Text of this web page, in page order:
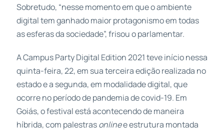
Sobretudo, “nesse momento em que o ambiente
digital tem ganhado maior protagonismo em todas
as esferas da sociedade”, frisou o parlamentar.
A Campus Party Digital Edition 2021 teve início nessa
quinta-feira, 22, em sua terceira edição realizada no
estado e a segunda, em modalidade digital, que
ocorre no período de pandemia de covid-19. Em
Goiás, o festival está acontecendo de maneira
híbrida, com palestrasonlinee estrutura montada